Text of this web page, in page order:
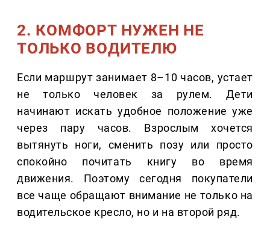
2. КОМФОРТ НУЖЕН НЕ
ТОЛЬКО ВОДИТЕЛЮ
Если маршрут занимает 8–10 часов, устает
не только человек за рулем. Дети
начинают искать удобное положение уже
через пару часов. Взрослым хочется
вытянуть ноги, сменить позу или просто
спокойно почитать книгу во время
движения. Поэтому сегодня покупатели
все чаще обращают внимание не только на
водительское кресло, но и на второй ряд.